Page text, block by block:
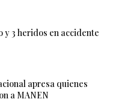
y 3 heridos en accidente
apresa quienes
a MANEN